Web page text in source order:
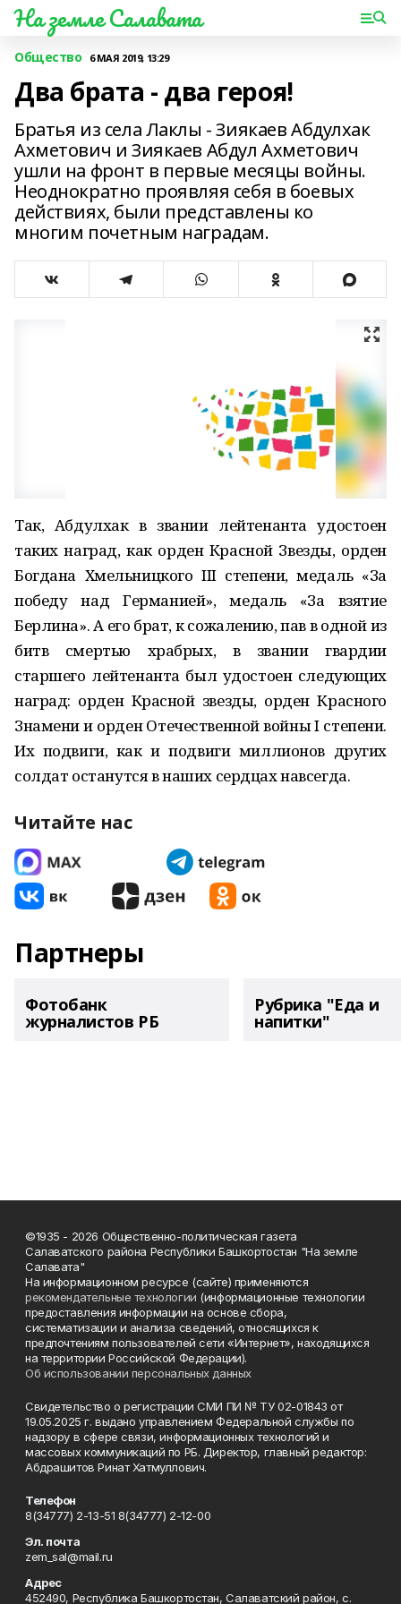
На земле Салавата
Общество 6 МАЯ 2019, 13:29
Два брата - два героя!
Братья из села Лаклы - Зиякаев Абдулхак
Ахметович и Зиякаев Абдул Ахметович
ушли на фронт в первые месяцы войны.
Неоднократно проявляя себя в боевых
действиях, были представлены ко
многим почетным наградам.
Так, Абдулхак в звании лейтенанта удостоен
таких наград, как орден Красной Звезды, орден
Богдана Хмельницкого III степени, медаль «За
победу над Германией», медаль «За взятие
Берлина». А его брат, к сожалению, пав в одной из
битв смертью храбрых, в звании гвардии
старшего лейтенанта был удостоен следующих
наград: орден Красной звезды, орден Красного
Знамени и орден Отечественной войны I степени.
Их подвиги, как и подвиги миллионов других
солдат останутся в наших сердцах навсегда.
Читайте нас
Партнеры
Фотобанк
журналистов РБ
Рубрика "Еда и
напитки"
©1935 - 2026 Общественно-политическая газета
Салаватского района Республики Башкортостан "На земле
Салавата"
На информационном ресурсе (сайте) применяются
рекомендательные технологии (информационные технологии
предоставления информации на основе сбора,
систематизации и анализа сведений, относящихся к
предпочтениям пользователей сети «Интернет», находящихся
на территории Российской Федерации).
Об использовании персональных данных
Свидетельство о регистрации СМИ ПИ № ТУ 02-01843 от
19.05.2025 г. выдано управлением Федеральной службы по
надзору в сфере связи, информационных технологий и
массовых коммуникаций по РБ. Директор, главный редактор:
Абдрашитов Ринат Хатмуллович.
Телефон
8(34777) 2-13-51 8(34777) 2-12-00
Эл. почта
zem_sal@mail.ru
Адрес
452490, Республика Башкортостан, Салаватский район, с.